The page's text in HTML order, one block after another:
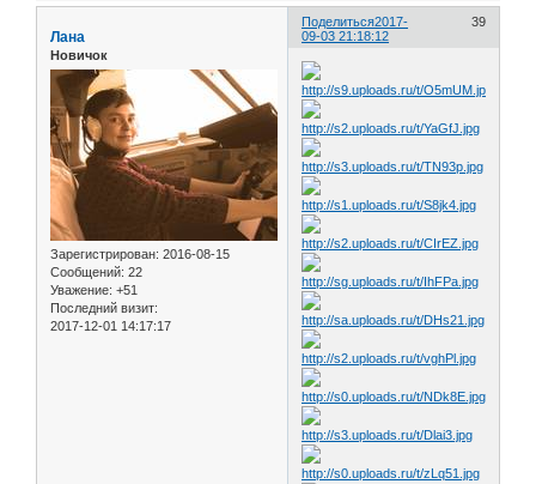
Поделиться 39
2017-
09-03 21:18:12
Лана
Новичок
Зарегистрирован: 2016-08-15
Сообщений: 22
Уважение: +51
Последний визит:
2017-12-01 14:17:17